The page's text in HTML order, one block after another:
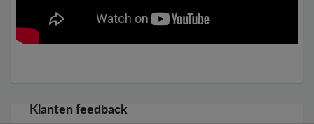
Klanten feedback